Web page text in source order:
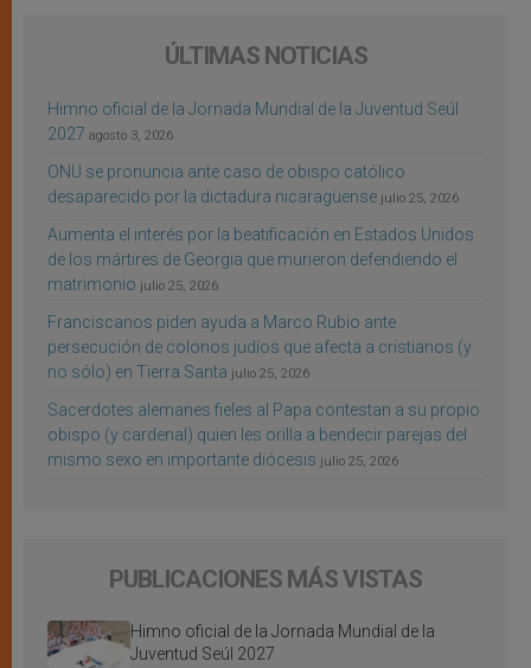
ÚLTIMAS NOTICIAS
Himno oficial de la Jornada Mundial de la Juventud Seúl
2027 agosto 3, 2026
ONU se pronuncia ante caso de obispo católico
desaparecido por la dictadura nicaragüense julio 25, 2026
Aumenta el interés por la beatificación en Estados Unidos
de los mártires de Georgia que murieron defendiendo el
matrimonio julio 25, 2026
Franciscanos piden ayuda a Marco Rubio ante
persecución de colonos judíos que afecta a cristianos (y
no sólo) en Tierra Santa julio 25, 2026
Sacerdotes alemanes fieles al Papa contestan a su propio
obispo (y cardenal) quien les orilla a bendecir parejas del
mismo sexo en importante diócesis julio 25, 2026
PUBLICACIONES MÁS VISTAS
Himno oficial de la Jornada Mundial de la
Juventud Seúl 2027